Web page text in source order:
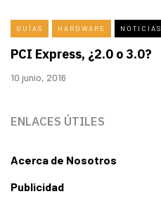
GUÍAS HARDWARE NOTICIAS
PCI Express, ¿2.0 o 3.0?
10 junio, 2016
ENLACES ÚTILES
Acerca de Nosotros
Publicidad